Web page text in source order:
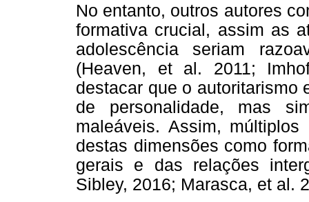
No entanto, outros autores
formativa crucial, assim as
adolescência seriam
(Heaven, et al. 2011;
destacar que o autoritarismo
de personalidade, mas
maleáveis. Assim,
destas dimensões como
gerais e das relações
Sibley, 2016; Marasca, et al.